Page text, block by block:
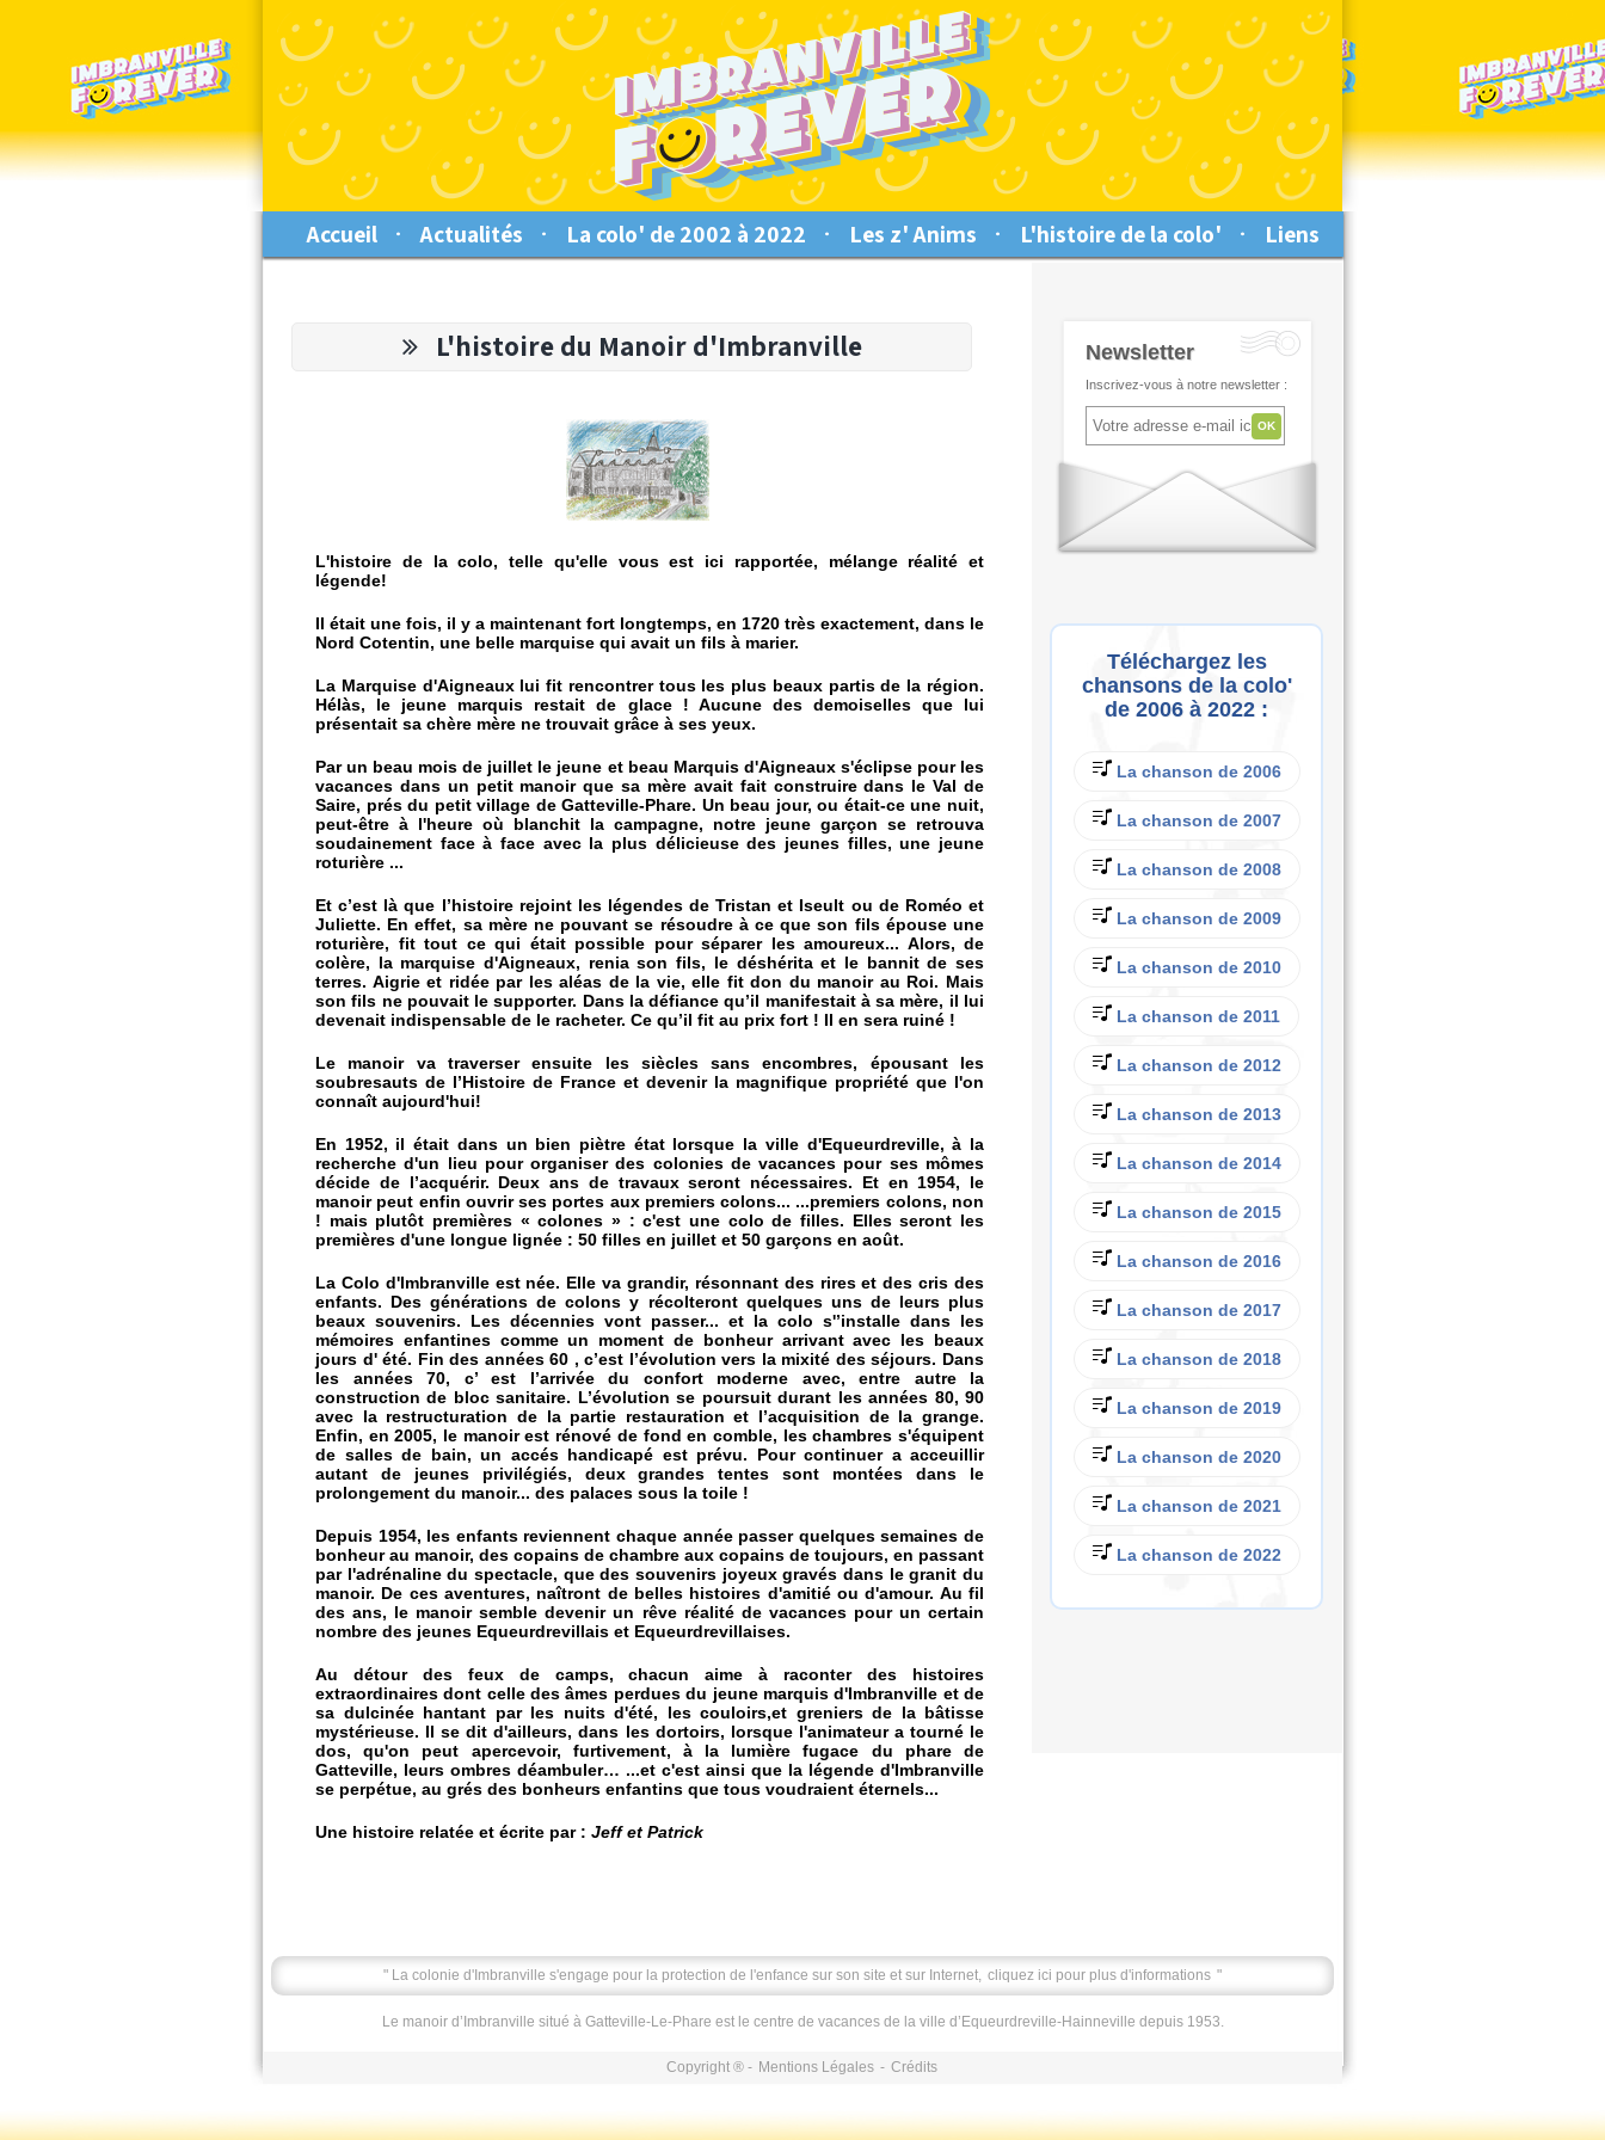
Accueil Actualités La colo' de 2002 à 2022 Les z' Anims L'histoire de la colo' Liens
L'histoire du Manoir d'Imbranville
L'histoire de la colo, telle qu'elle vous est ici rapportée, mélange réalité et
légende!
Il était une fois, il y a maintenant fort longtemps, en 1720 très exactement, dans le
Nord Cotentin, une belle marquise qui avait un fils à marier.
La Marquise d'Aigneaux lui fit rencontrer tous les plus beaux partis de la région.
Hélàs, le jeune marquis restait de glace ! Aucune des demoiselles que lui
présentait sa chère mère ne trouvait grâce à ses yeux.
Par un beau mois de juillet le jeune et beau Marquis d'Aigneaux s'éclipse pour les
vacances dans un petit manoir que sa mère avait fait construire dans le Val de
Saire, prés du petit village de Gatteville-Phare. Un beau jour, ou était-ce une nuit,
peut-être à l'heure où blanchit la campagne, notre jeune garçon se retrouva
soudainement face à face avec la plus délicieuse des jeunes filles, une jeune
roturière ...
Et c’est là que l’histoire rejoint les légendes de Tristan et Iseult ou de Roméo et
Juliette. En effet, sa mère ne pouvant se résoudre à ce que son fils épouse une
roturière, fit tout ce qui était possible pour séparer les amoureux... Alors, de
colère, la marquise d'Aigneaux, renia son fils, le déshérita et le bannit de ses
terres. Aigrie et ridée par les aléas de la vie, elle fit don du manoir au Roi. Mais
son fils ne pouvait le supporter. Dans la défiance qu’il manifestait à sa mère, il lui
devenait indispensable de le racheter. Ce qu’il fit au prix fort ! Il en sera ruiné !
Le manoir va traverser ensuite les siècles sans encombres, épousant les
soubresauts de l’Histoire de France et devenir la magnifique propriété que l'on
connaît aujourd'hui!
En 1952, il était dans un bien piètre état lorsque la ville d'Equeurdreville, à la
recherche d'un lieu pour organiser des colonies de vacances pour ses mômes
décide de l’acquérir. Deux ans de travaux seront nécessaires. Et en 1954, le
manoir peut enfin ouvrir ses portes aux premiers colons... ...premiers colons, non
! mais plutôt premières « colones » : c'est une colo de filles. Elles seront les
premières d'une longue lignée : 50 filles en juillet et 50 garçons en août.
La Colo d'Imbranville est née. Elle va grandir, résonnant des rires et des cris des
enfants. Des générations de colons y récolteront quelques uns de leurs plus
beaux souvenirs. Les décennies vont passer... et la colo s'’installe dans les
mémoires enfantines comme un moment de bonheur arrivant avec les beaux
jours d' été. Fin des années 60 , c’est l’évolution vers la mixité des séjours. Dans
les années 70, c’ est l’arrivée du confort moderne avec, entre autre la
construction de bloc sanitaire. L’évolution se poursuit durant les années 80, 90
avec la restructuration de la partie restauration et l’acquisition de la grange.
Enfin, en 2005, le manoir est rénové de fond en comble, les chambres s'équipent
de salles de bain, un accés handicapé est prévu. Pour continuer a acceuillir
autant de jeunes privilégiés, deux grandes tentes sont montées dans le
prolongement du manoir... des palaces sous la toile !
Depuis 1954, les enfants reviennent chaque année passer quelques semaines de
bonheur au manoir, des copains de chambre aux copains de toujours, en passant
par l'adrénaline du spectacle, que des souvenirs joyeux gravés dans le granit du
manoir. De ces aventures, naîtront de belles histoires d'amitié ou d'amour. Au fil
des ans, le manoir semble devenir un rêve réalité de vacances pour un certain
nombre des jeunes Equeurdrevillais et Equeurdrevillaises.
Au détour des feux de camps, chacun aime à raconter des histoires
extraordinaires dont celle des âmes perdues du jeune marquis d'Imbranville et de
sa dulcinée hantant par les nuits d'été, les couloirs,et greniers de la bâtisse
mystérieuse. Il se dit d'ailleurs, dans les dortoirs, lorsque l'animateur a tourné le
dos, qu'on peut apercevoir, furtivement, à la lumière fugace du phare de
Gatteville, leurs ombres déambuler… ...et c'est ainsi que la légende d'Imbranville
se perpétue, au grés des bonheurs enfantins que tous voudraient éternels...
Une histoire relatée et écrite par : Jeff et Patrick
Newsletter
Inscrivez-vous à notre newsletter :
Téléchargez les
chansons de la colo'
de 2006 à 2022 :
La chanson de 2006
La chanson de 2007
La chanson de 2008
La chanson de 2009
La chanson de 2010
La chanson de 2011
La chanson de 2012
La chanson de 2013
La chanson de 2014
La chanson de 2015
La chanson de 2016
La chanson de 2017
La chanson de 2018
La chanson de 2019
La chanson de 2020
La chanson de 2021
La chanson de 2022
" La colonie d'Imbranville s'engage pour la protection de l'enfance sur son site et sur Internet, cliquez ici pour plus d'informations "
Le manoir d’Imbranville situé à Gatteville-Le-Phare est le centre de vacances de la ville d’Equeurdreville-Hainneville depuis 1953.
Copyright ® - Mentions Légales - Crédits